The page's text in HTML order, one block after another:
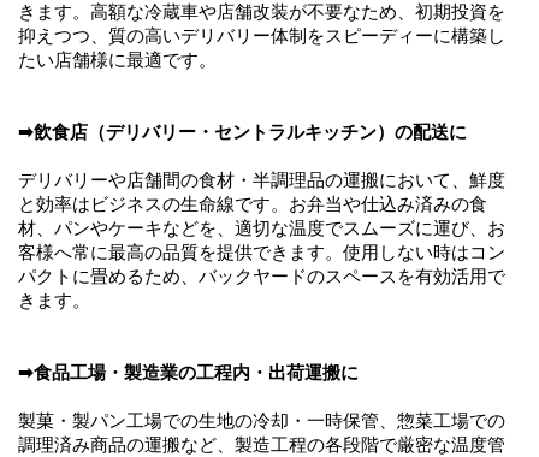
きます。高額な冷蔵車や店舗改装が不要なため、初期投資を
抑えつつ、質の高いデリバリー体制をスピーディーに構築し
たい店舗様に最適です。
➡飲食店（デリバリー・セントラルキッチン）の配送に
デリバリーや店舗間の食材・半調理品の運搬において、鮮度
と効率はビジネスの生命線です。お弁当や仕込み済みの食
材、パンやケーキなどを、適切な温度でスムーズに運び、お
客様へ常に最高の品質を提供できます。使用しない時はコン
パクトに畳めるため、バックヤードのスペースを有効活用で
きます。
➡食品工場・製造業の工程内・出荷運搬に
製菓・製パン工場での生地の冷却・一時保管、惣菜工場での
調理済み商品の運搬など、製造工程の各段階で厳密な温度管